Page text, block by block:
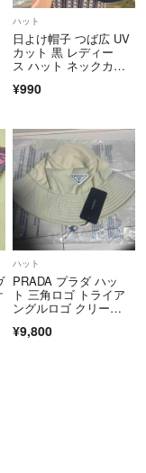
ハット
日よけ帽子 つば広 UV
カット 黒 レディー
ス ハット ネックカバ
¥990
ハット
PRADA プラダ ハッ
ト 三角ロゴ トライア
ングルロゴ クリー
ティ
¥9,800